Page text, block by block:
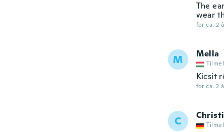
The
wear
for ca. 2
M Mella
Kicsit
for ca. 2
C